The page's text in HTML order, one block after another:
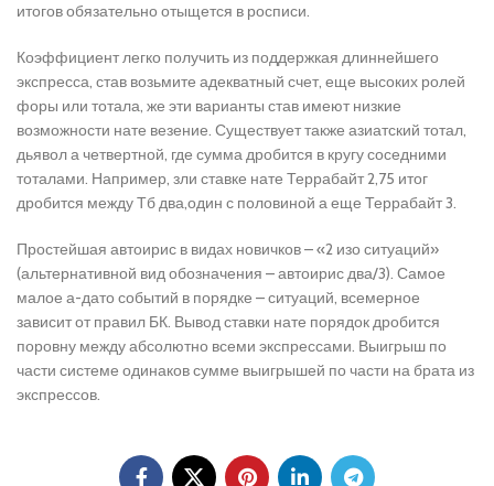
итогов обязательно отыщется в росписи.
Коэффициент легко получить из поддержкая длиннейшего
экспресса, став возьмите адекватный счет, еще высоких ролей
форы или тотала, же эти варианты став имеют низкие
возможности нате везение. Существует также азиатский тотал,
дьявол а четвертной, где сумма дробится в кругу соседними
тоталами. Например, зли ставке нате Террабайт 2,75 итог
дробится между Тб два,один с половиной а еще Террабайт 3.
Простейшая автоирис в видах новичков – «2 изо ситуаций»
(альтернативной вид обозначения – автоирис два/3). Самое
малое а-дато событий в порядке – ситуаций, всемерное
зависит от правил БК. Вывод ставки нате порядок дробится
поровну между абсолютно всеми экспрессами. Выигрыш по
части системе одинаков сумме выигрышей по части на брата из
экспрессов.